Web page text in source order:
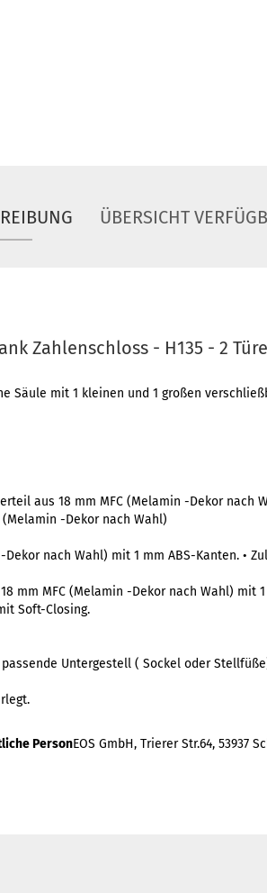
ÜBERSICHT
Zahlenschloss - H135 - 2
Säule mit 1 kleinen und 1 großen
aus 18 mm MFC (Melamin -Dekor nach
(Melamin -Dekor nach Wahl)
Dekor nach Wahl) mit 1 mm ABS-Kanten. •
mm MFC (Melamin -Dekor nach Wahl) mit
Soft-Closing.
Untergestell ( Sockel oder Stellfüße)
PersonEOS GmbH, Trierer Str.64, 53937